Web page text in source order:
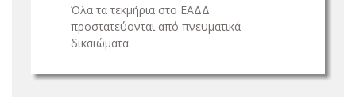
Όλα τα τεκμήρια στο ΕΑΔΔ
προστατεύονται από πνευματικά
δικαιώματα.